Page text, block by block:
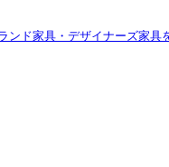
ド家具・デザイナーズ家具